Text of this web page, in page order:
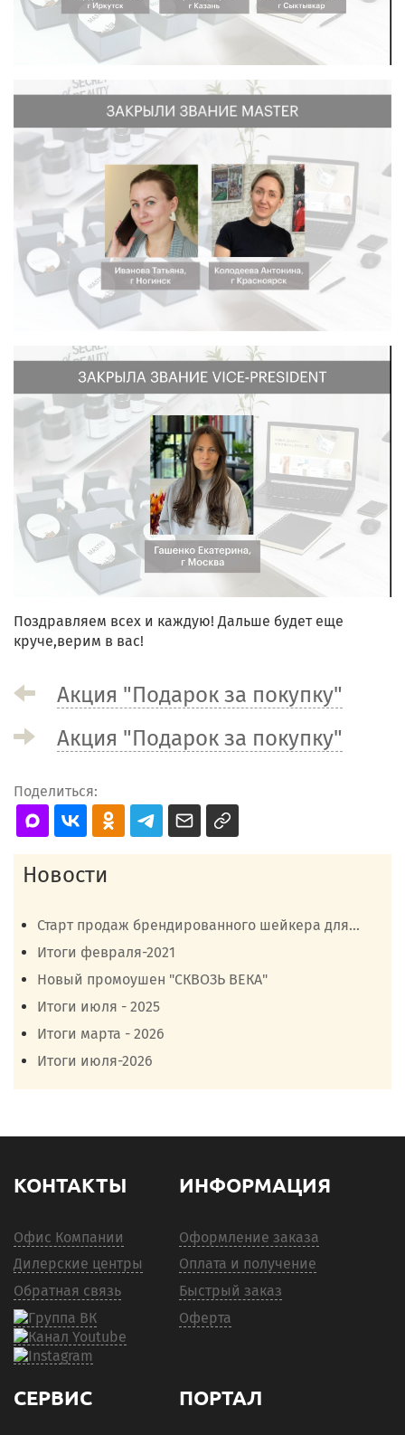
Поздравляем всех и каждую! Дальше будет еще
круче,верим в вас!
Акция "Подарок за покупку"
Акция "Подарок за покупку"
Поделиться:
Новости
Старт продаж брендированного шейкера для...
Итоги февраля-2021
Новый промоушен "СКВОЗЬ ВЕКА"
Итоги июля - 2025
Итоги марта - 2026
Итоги июля-2026
КОНТАКТЫ
Офис Компании
Дилерские центры
Обратная связь
ИНФОРМАЦИЯ
Оформление заказа
Оплата и получение
Быстрый заказ
Оферта
СЕРВИС ПОРТАЛ